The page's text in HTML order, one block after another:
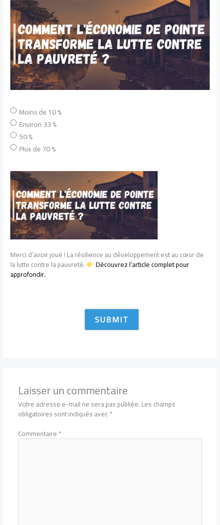
Moins de 10 %
Environ 33 %
50 %
Plus de 70 %
Merci d’avoir joué ! La résilience au développement est au cœur de
la lutte contre la pauvreté. Découvrez l’article complet pour
approfondir.
Laisser un commentaire
Votre adresse e-mail ne sera pas publiée.Les champs
obligatoires sont indiqués avec*
Commentaire*